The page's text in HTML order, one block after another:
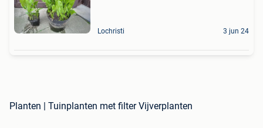
Lochristi 3 jun 24
Planten | Tuinplanten met filter Vijverplanten